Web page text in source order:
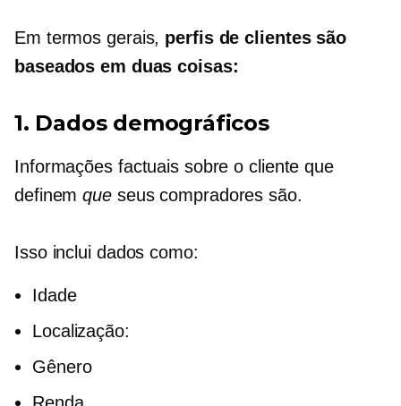
Em termos gerais, perfis de clientes são
baseados em duas coisas:
1. Dados demográficos
Informações factuais sobre o cliente que
definemque seus compradores são.
Isso inclui dados como:
Idade
Localização:
Gênero